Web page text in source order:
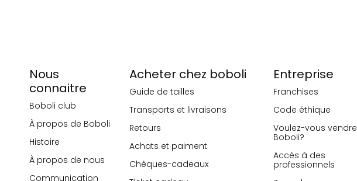
Nous
connaitre
Boboli club
À propos de Boboli
Histoire
À propos de nous
Communication
Acheter chez boboli
Guide de tailles
Transports et livraisons
Retours
Achats et paiment
Chèques-cadeaux
Entreprise
Franchises
Code éthique
Voulez-vous vendre
Boboli?
Accès à des
professionnels